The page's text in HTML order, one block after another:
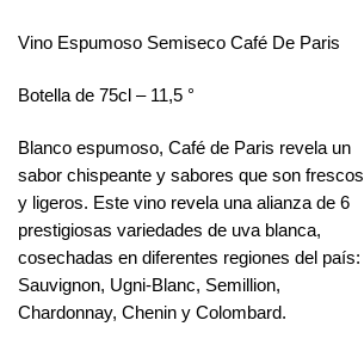
Vino Espumoso Semiseco Café De Paris
Botella de 75cl – 11,5 °
Blanco espumoso, Café de Paris revela un
sabor chispeante y sabores que son frescos
y ligeros. Este vino revela una alianza de 6
prestigiosas variedades de uva blanca,
cosechadas en diferentes regiones del país:
Sauvignon, Ugni-Blanc, Semillion,
Chardonnay, Chenin y Colombard.